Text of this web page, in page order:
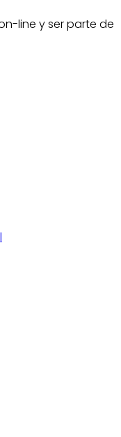
line y ser parte de